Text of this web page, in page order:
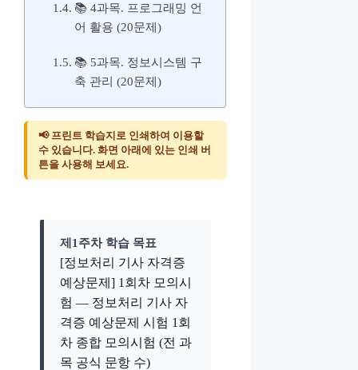
📚 4과목. 프로그래밍 언
어 활용 (20문제)
📚 5과목. 정보시스템 구
축 관리 (20문제)
📢 프린트 학습지로 인쇄하여 이용할
수 있습니다. 화면 아래에 있는 인쇄 버
튼을 사용해 보세요.
제1주차 학습 목표
[정보처리 기사 자격증
예상문제] 1회차 모의시
험 — 정보처리 기사 자
격증 예상문제 시험 1회
차 종합 모의시험 (전 과
목 공식 문항 수)